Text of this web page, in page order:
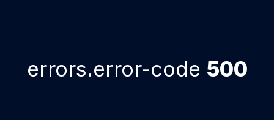
errors.error-code 500